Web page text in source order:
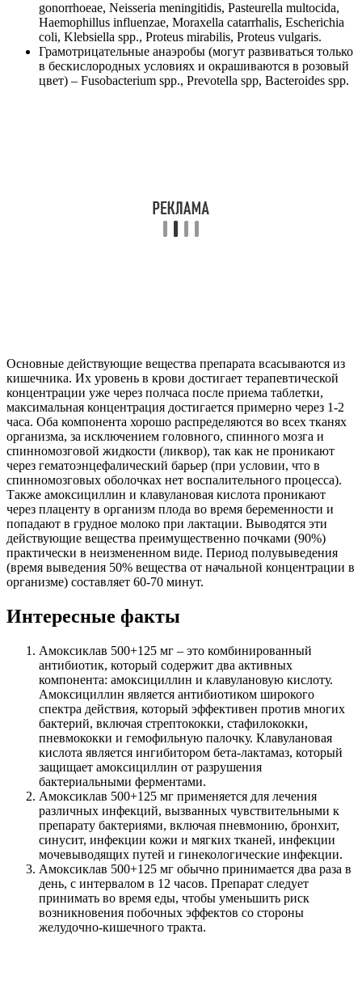
gonorrhoeae, Neisseria meningitidіs, Pasteurella multocida,
Haemophillus influenzae, Moraxella catarrhalis, Escherichia
coli, Klebsiella spp., Proteus mirabilis, Proteus vulgaris.
Грамотрицательные анаэробы (могут развиваться только
в бескислородных условиях и окрашиваются в розовый
цвет) – Fusobacterium spp., Prevotella spp, Bacteroides spp.
Основные действующие вещества препарата всасываются из
кишечника. Их уровень в крови достигает терапевтической
концентрации уже через полчаса после приема таблетки,
максимальная концентрация достигается примерно через 1-2
часа. Оба компонента хорошо распределяются во всех тканях
организма, за исключением головного, спинного мозга и
спинномозговой жидкости (ликвор), так как не проникают
через гематоэнцефалический барьер (при условии, что в
спинномозговых оболочках нет воспалительного процесса).
Также амоксициллин и клавулановая кислота проникают
через плаценту в организм плода во время беременности и
попадают в грудное молоко при лактации. Выводятся эти
действующие вещества преимущественно почками (90%)
практически в неизмененном виде. Период полувыведения
(время выведения 50% вещества от начальной концентрации в
организме) составляет 60-70 минут.
Интересные факты
Амоксиклав 500+125 мг – это комбинированный
антибиотик, который содержит два активных
компонента: амоксициллин и клавулановую кислоту.
Амоксициллин является антибиотиком широкого
спектра действия, который эффективен против многих
бактерий, включая стрептококки, стафилококки,
пневмококки и гемофильную палочку. Клавулановая
кислота является ингибитором бета-лактамаз, который
защищает амоксициллин от разрушения
бактериальными ферментами.
Амоксиклав 500+125 мг применяется для лечения
различных инфекций, вызванных чувствительными к
препарату бактериями, включая пневмонию, бронхит,
синусит, инфекции кожи и мягких тканей, инфекции
мочевыводящих путей и гинекологические инфекции.
Амоксиклав 500+125 мг обычно принимается два раза в
день, с интервалом в 12 часов. Препарат следует
принимать во время еды, чтобы уменьшить риск
возникновения побочных эффектов со стороны
желудочно-кишечного тракта.